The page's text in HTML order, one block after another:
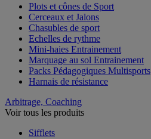
Plots et cônes de Sport
Cerceaux et Jalons
Chasubles de sport
Echelles de rythme
Mini-haies Entrainement
Marquage au sol Entrainement
Packs Pédagogiques Multisports
Harnais de résistance
Arbitrage, Coaching
Voir tous les produits
Sifflets